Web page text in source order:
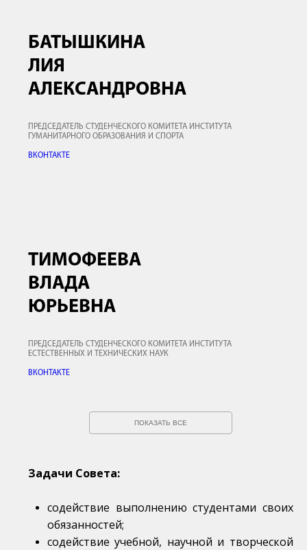
БАТЫШКИНА
ЛИЯ
АЛЕКСАНДРОВНА
ПРЕДСЕДАТЕЛЬ СТУДЕНЧЕСКОГО КОМИТЕТА ИНСТИТУТА
ГУМАНИТАРНОГО ОБРАЗОВАНИЯ И СПОРТА
ВКОНТАКТЕ
ТИМОФЕЕВА
ВЛАДА
ЮРЬЕВНА
ПРЕДСЕДАТЕЛЬ СТУДЕНЧЕСКОГО КОМИТЕТА ИНСТИТУТА
ЕСТЕСТВЕННЫХ И ТЕХНИЧЕСКИХ НАУК
ВКОНТАКТЕ
ПОКАЗАТЬ ВСЕ
Задачи Совета:
содействие выполнению студентами своих
обязанностей;
содействие учебной, научной и творческой